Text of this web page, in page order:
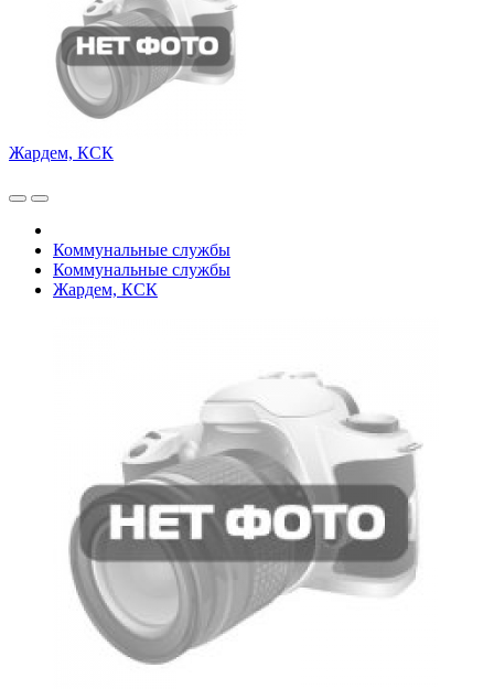
Жардем, КСК
Коммунальные службы
Коммунальные службы
Жардем, КСК